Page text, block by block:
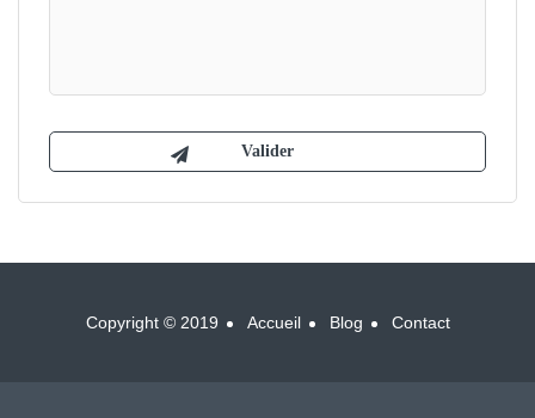
Copyright © 2019 Accueil Blog Contact